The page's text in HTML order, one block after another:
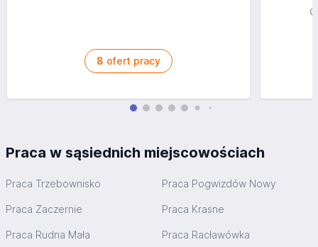
8 ofert pracy
Praca w sąsiednich miejscowościach
Praca Trzebownisko Praca Pogwizdów Nowy
Praca Zaczernie Praca Krasne
Praca Rudna Mała Praca Racławówka